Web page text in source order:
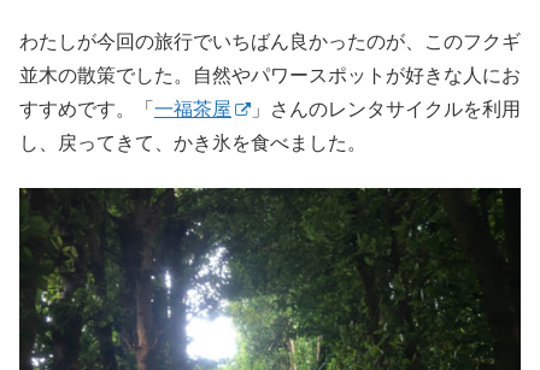
わたしが今回の旅行でいちばん良かったのが、このフクギ
並木の散策でした。自然やパワースポットが好きな人にお
すすめです。「 一福茶屋
」さんのレンタサイクルを利用
し、戻ってきて、かき氷を食べました。